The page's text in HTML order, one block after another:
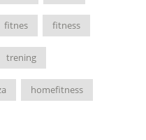
fitnes fitness
trening
homefitness